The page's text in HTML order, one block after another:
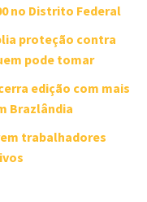
no Distrito Federal
proteção contra
pode tomar
edição com mais
Brazlândia
trabalhadores